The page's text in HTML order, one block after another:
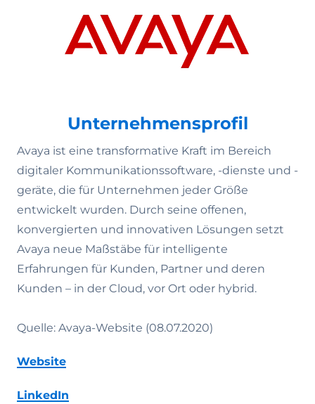
Unternehmensprofil
Avaya ist eine transformative Kraft im Bereich
digitaler Kommunikationssoftware, -dienste und -
geräte, die für Unternehmen jeder Größe
entwickelt wurden. Durch seine offenen,
konvergierten und innovativen Lösungen setzt
Avaya neue Maßstäbe für intelligente
Erfahrungen für Kunden, Partner und deren
Kunden – in der Cloud, vor Ort oder hybrid.
Quelle: Avaya-Website (08.07.2020)
Website
LinkedIn